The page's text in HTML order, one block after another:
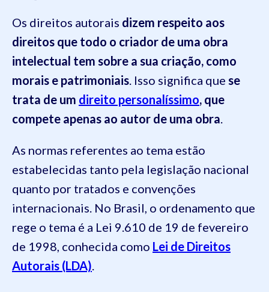
Os direitos autorais dizem respeito aos
direitos que todo o criador de uma obra
intelectual tem sobre a sua criação, como
morais e patrimoniais . Isso significa que se
trata de um direito personalíssimo, que
compete apenas ao autor de uma obra
As normas referentes ao tema estão
estabelecidas tanto pela legislação nacional
quanto por tratados e convenções
internacionais. No Brasil, o ordenamento que
rege o tema é a Lei 9.610 de 19 de fevereiro
de 1998, conhecida como Lei de Direitos
Autorais (LDA)